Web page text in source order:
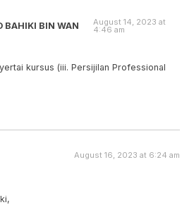
BAHIKI BIN WAN
August 14, 2023 at
4:46 am
kursus (iii. Persijilan Professional
August 16, 2023 at 6:24 am